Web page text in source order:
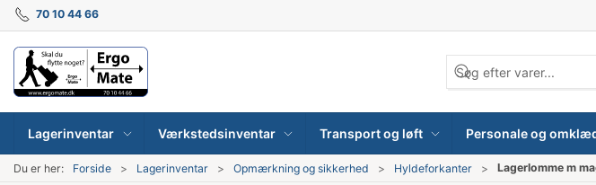
70 10 44 66
Lagerinventar Værkstedsinventar Transport og løft Personale og
Du er her: Forside Lagerinventar Opmærkning og sikkerhed Hyldeforkanter Lagerlomme m